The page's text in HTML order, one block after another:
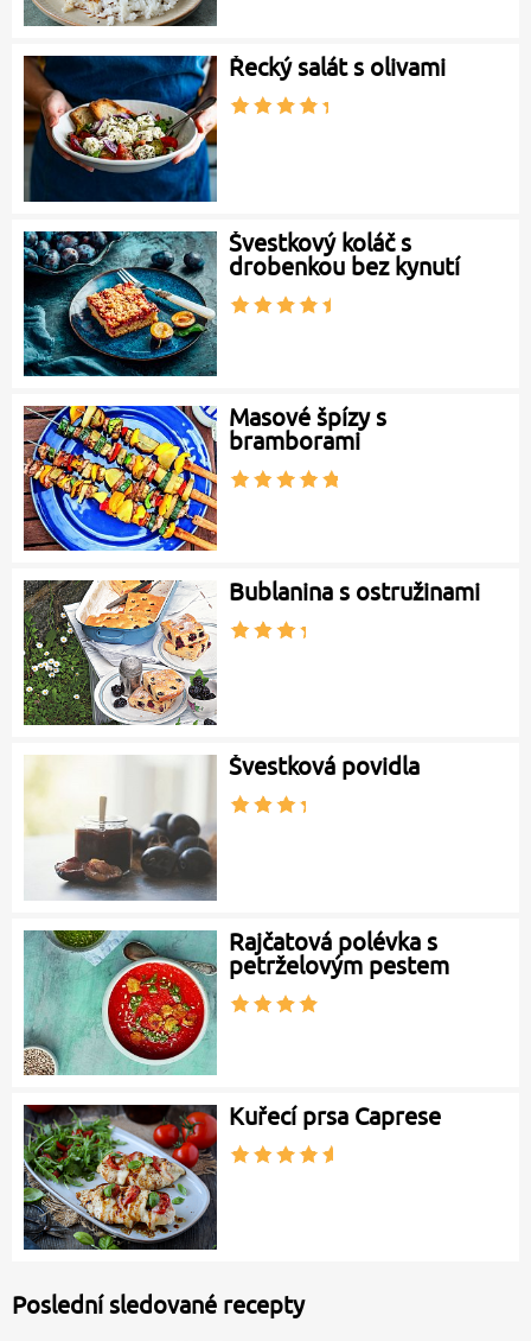
Řecký salát s olivami
Švestkový koláč s
drobenkou bez kynutí
Masové špízy s
bramborami
Bublanina s ostružinami
Švestková povidla
Rajčatová polévka s
petrželovým pestem
Kuřecí prsa Caprese
Poslední sledované recepty